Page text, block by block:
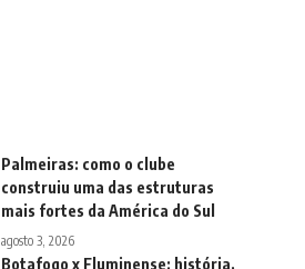
Palmeiras: como o clube
construiu uma das estruturas
mais fortes da América do Sul
agosto 3, 2026
Botafogo x Fluminense: história,